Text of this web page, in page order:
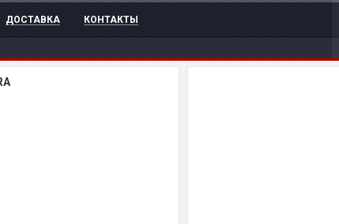
ДОСТАВКА КОНТАКТЫ